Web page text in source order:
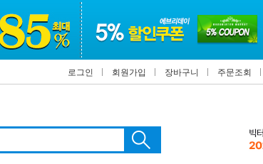
로그인 회원가입 장바구니 주문조회